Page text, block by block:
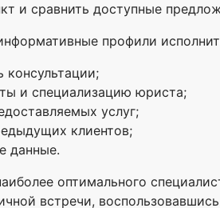
и сравнить доступные
профили
консультации;
и специализацию юриста;
услуг;
клиентов;
данные.
оптимального
встречи,